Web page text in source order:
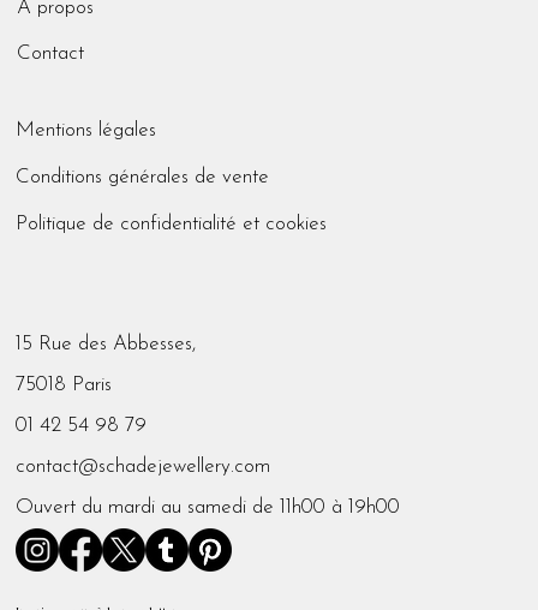
A propos
Contact
Mentions légales
Conditions générales de vente
Politique de confidentialité et cookies
15 Rue des Abbesses,
75018 Paris
01 42 54 98 79
contact@schadejewellery.com
Ouvert du mardi au samedi de 11h00 à 19h00